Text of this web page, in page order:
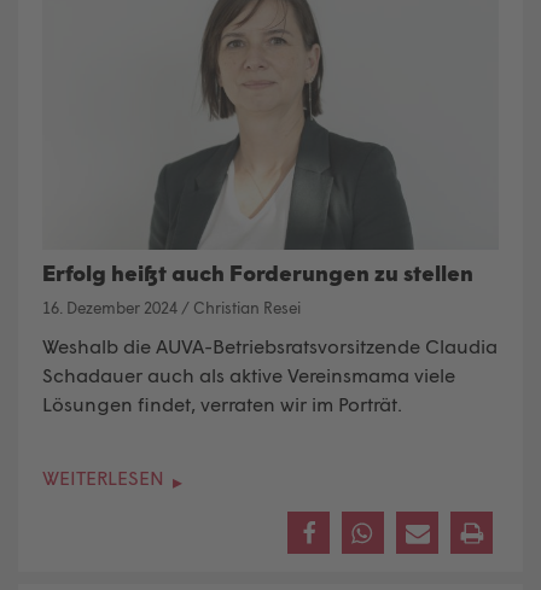
Erfolg heißt auch Forderungen zu stellen
16. Dezember 2024 / Christian Resei
Weshalb die AUVA-Betriebsratsvorsitzende Claudia
Schadauer auch als aktive Vereinsmama viele
Lösungen findet, verraten wir im Porträt.
WEITERLESEN